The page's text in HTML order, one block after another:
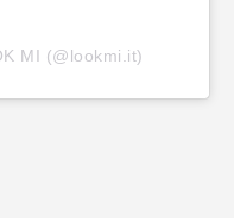
MI (@lookmi.it)